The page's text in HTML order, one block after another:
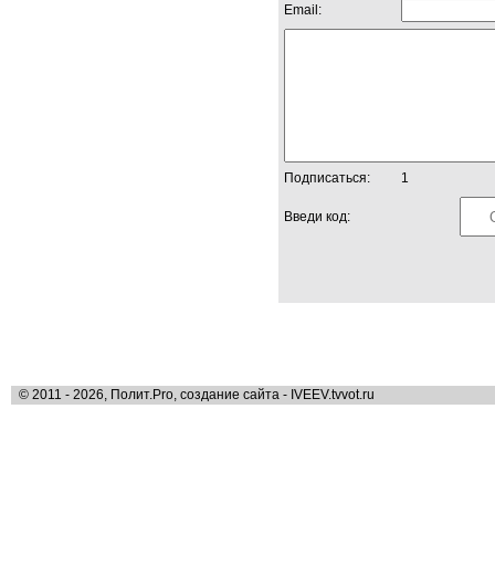
Email:
Подписаться: 1
Введи код:
© 2011 - 2026, Полит.Pro, создание сайта - IVEEV.tvvot.ru